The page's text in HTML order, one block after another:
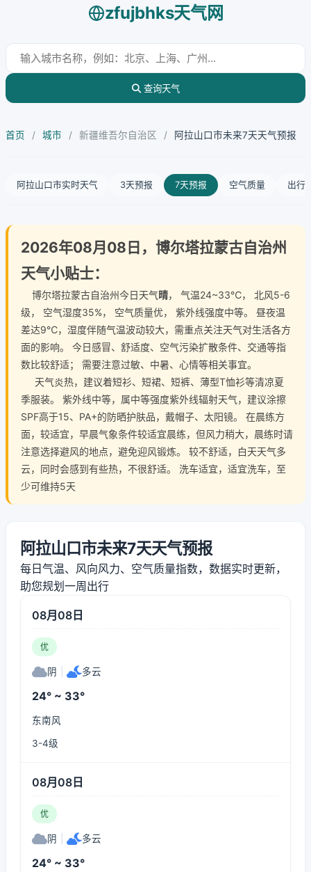
zfujbhks天气网
查询天气
首页 / 城市 / 新疆维吾尔自治区 / 阿拉山口市未来7天天气预报
阿拉山口市实时天气 3天预报 7天预报 空气质量 出行
2026年08月08日，博尔塔拉蒙古自治州
天气小贴士：
博尔塔拉蒙古自治州今日天气晴， 气温24~33℃， 北风5-6
级， 空气湿度35%， 空气质量优， 紫外线强度中等。 昼夜温
差达9℃，湿度伴随气温波动较大，需重点关注天气对生活各方
面的影响。 今日感冒、舒适度、空气污染扩散条件、交通等指
数比较舒适； 需要注意过敏、中暑、心情等相关事宜。
天气炎热，建议着短衫、短裙、短裤、薄型T恤衫等清凉夏
季服装。 紫外线中等，属中等强度紫外线辐射天气，建议涂擦
SPF高于15、PA+的防晒护肤品，戴帽子、太阳镜。 在晨练方
面，较适宜，早晨气象条件较适宜晨练，但风力稍大，晨练时请
注意选择避风的地点，避免迎风锻炼。 较不舒适，白天天气多
云，同时会感到有些热，不很舒适。 洗车适宜，适宜洗车，至
少可维持5天
阿拉山口市未来7天天气预报
每日气温、风向风力、空气质量指数，数据实时更新，
助您规划一周出行
08月08日
优
阴 多云
24° ~ 33°
东南风
3-4级
08月08日
优
阴 多云
24° ~ 33°